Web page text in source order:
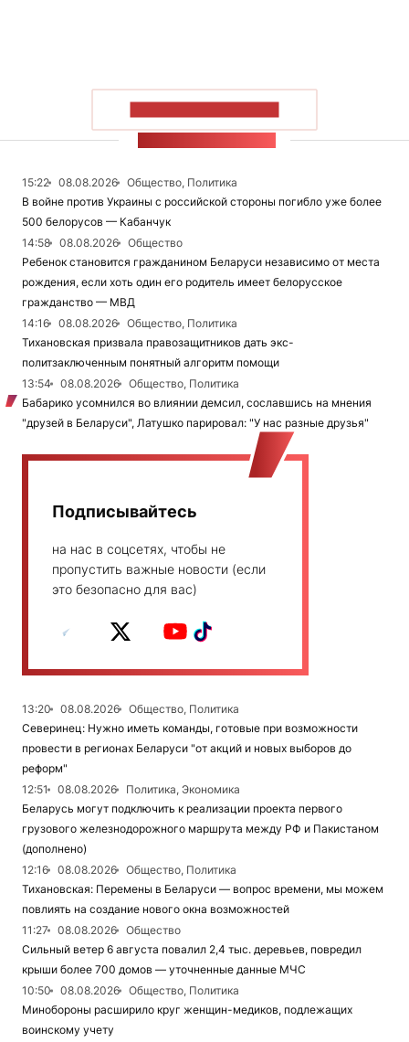
15:22 08.08.2026
Общество, Политика
В войне против Украины с российской стороны погибло уже более
500 белорусов — Кабанчук
14:58
08.08.2026
Общество
Ребенок становится гражданином Беларуси независимо от места
рождения, если хоть один его родитель имеет белорусское
гражданство — МВД
14:16
08.08.2026
Общество, Политика
Тихановская призвала правозащитников дать экс-
политзаключенным понятный алгоритм помощи
13:54
08.08.2026
Общество, Политика
Бабарико усомнился во влиянии демсил, сославшись на мнения
"друзей в Беларуси", Латушко парировал: "У нас разные друзья"
Подписывайтесь
на нас в соцсетях, чтобы не
пропустить важные новости (если
это безопасно для вас)
13:20 08.08.2026
Общество, Политика
Северинец: Нужно иметь команды, готовые при возможности
провести в регионах Беларуси "от акций и новых выборов до
реформ"
12:51
08.08.2026
Политика, Экономика
Беларусь могут подключить к реализации проекта первого
грузового железнодорожного маршрута между РФ и Пакистаном
(дополнено)
12:16
08.08.2026
Общество, Политика
Тихановская: Перемены в Беларуси — вопрос времени, мы можем
повлиять на создание нового окна возможностей
11:27
08.08.2026
Общество
Сильный ветер 6 августа повалил 2,4 тыс. деревьев, повредил
крыши более 700 домов — уточненные данные МЧС
10:50
08.08.2026
Общество, Политика
Минобороны расширило круг женщин-медиков, подлежащих
воинскому учету